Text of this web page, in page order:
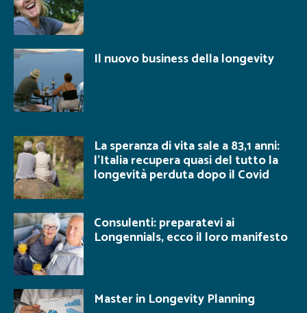
Il nuovo business della longevity
La speranza di vita sale a 83,1 anni:
l’Italia recupera quasi del tutto la
longevità perduta dopo il Covid
Consulenti: preparatevi ai
Longennials, ecco il loro manifesto
Master in Longevity Planning